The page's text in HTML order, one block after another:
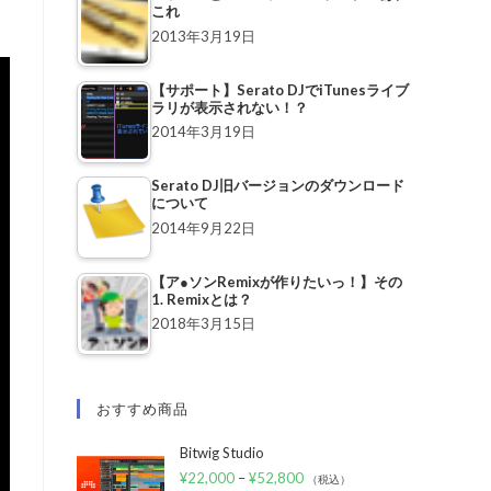
これ
2013年3月19日
【サポート】Serato DJでiTunesライブ
ラリが表示されない！？
2014年3月19日
Serato DJ旧バージョンのダウンロード
について
2014年9月22日
【ア●ソンRemixが作りたいっ！】その
1. Remixとは？
2018年3月15日
おすすめ商品
Bitwig Studio
¥22,000 –¥52,800 （税込）